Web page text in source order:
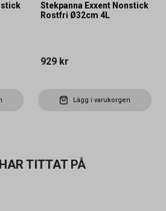
Stekpanna Exxent Nonstick
Rostfri Ø32cm 4L
929 kr
Lägg i varukorgen
TITTAT PÅ